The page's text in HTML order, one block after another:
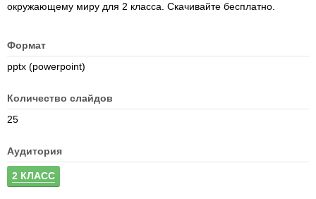
окружающему миру для 2 класса. Скачивайте бесплатно.
Формат
pptx (powerpoint)
Количество слайдов
25
Аудитория
2 КЛАСС